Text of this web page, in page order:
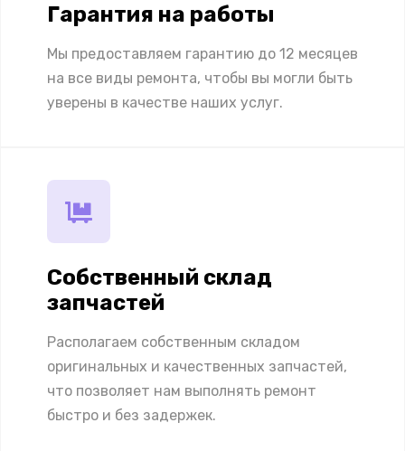
Гарантия на работы
Мы предоставляем гарантию до 12 месяцев
на все виды ремонта, чтобы вы могли быть
уверены в качестве наших услуг.
Собственный склад
запчастей
Располагаем собственным складом
оригинальных и качественных запчастей,
что позволяет нам выполнять ремонт
быстро и без задержек.